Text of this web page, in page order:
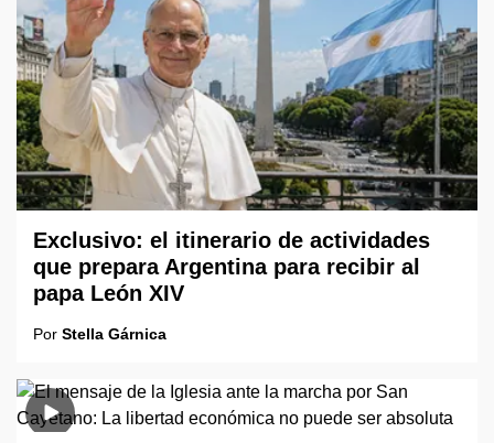
Exclusivo: el itinerario de actividades
que prepara Argentina para recibir al
papa León XIV
Por Stella Gárnica